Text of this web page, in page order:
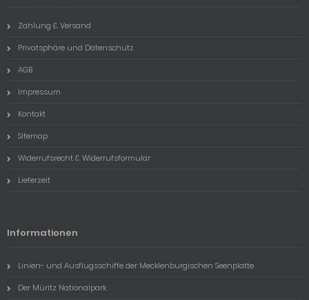
Zahlung & Versand
Privatsphäre und Datenschutz
AGB
Impressum
Kontakt
Sitemap
Widerrufsrecht & Widerrufsformular
Lieferzeit
Informationen
Linien- und Ausflugsschiffe der Mecklenburgischen Seenplatte
Der Müritz Nationalpark